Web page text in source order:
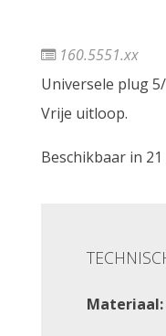
160.5551.xx
Universele plug
Vrije uitloop.
Beschikbaar in
Materiaal: